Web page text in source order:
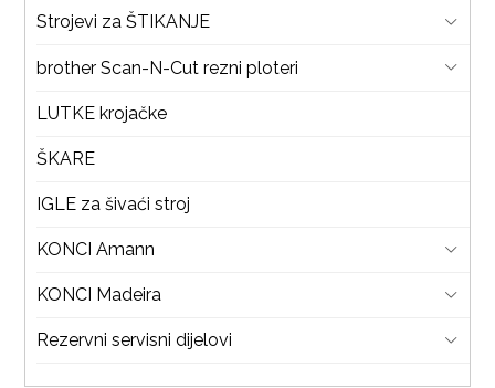
Strojevi za ŠTIKANJE
brother Scan-N-Cut rezni ploteri
LUTKE krojačke
ŠKARE
IGLE za šivaći stroj
KONCI Amann
KONCI Madeira
Rezervni servisni dijelovi